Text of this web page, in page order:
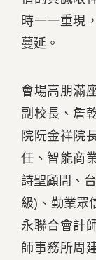
時一一重現
蔓延。
會場高朋滿
副校長、詹
院阮金祥院
任、智能商
詩聖顧問、
級)、勤業眾
永聯合會計
師事務所周